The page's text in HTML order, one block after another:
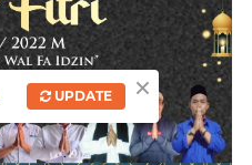
×
UPDATE